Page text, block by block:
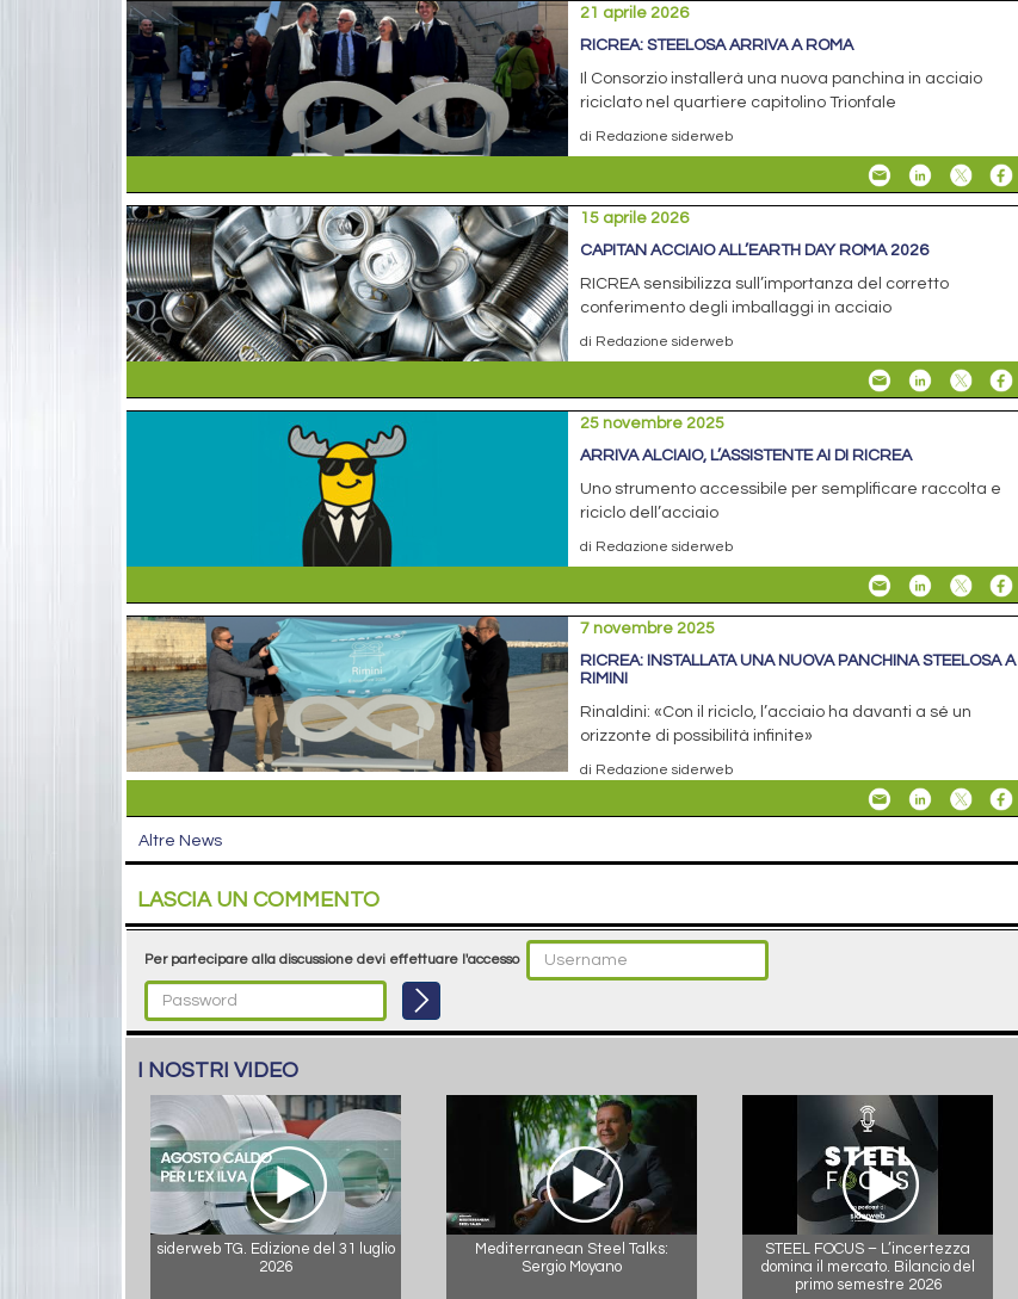
21 aprile 2026
RICREA: STEELOSA ARRIVA A ROMA
Il Consorzio installerà una nuova panchina in acciaio
riciclato nel quartiere capitolino Trionfale
di Redazione siderweb
15 aprile 2026
CAPITAN ACCIAIO ALL’EARTH DAY ROMA 2026
RICREA sensibilizza sull’importanza del corretto
conferimento degli imballaggi in acciaio
di Redazione siderweb
25 novembre 2025
ARRIVA ALCIAIO, L’ASSISTENTE AI DI RICREA
Uno strumento accessibile per semplificare raccolta e
riciclo dell’acciaio
di Redazione siderweb
7 novembre 2025
RICREA: INSTALLATA UNA NUOVA PANCHINA STEELOSA A
RIMINI
Rinaldini: «Con il riciclo, l’acciaio ha davanti a sé un
orizzonte di possibilità infinite»
di Redazione siderweb
Altre News
LASCIA UN COMMENTO
Per partecipare alla discussione devi effettuare l'accesso
I NOSTRI VIDEO
siderweb TG. Edizione del 31 luglio
2026
Mediterranean Steel Talks:
Sergio Moyano
STEEL FOCUS – L’incertezza
domina il mercato. Bilancio del
primo semestre 2026